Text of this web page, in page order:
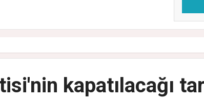
kapatılacağı